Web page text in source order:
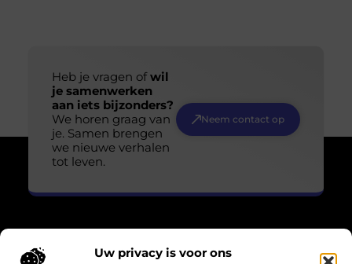
Uw privacy is voor ons
Heb je vragen ofwil
je samenwerken
aan iets bijzonders?
We horen graag van
je. Samen brengen
we nieuwe verhalen
tot leven.
Neem contact op
Over Losser Digitaal